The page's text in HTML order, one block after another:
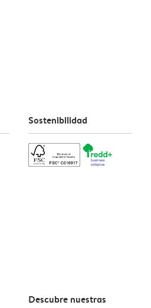
Sostenibilidad
Descubre nuestras